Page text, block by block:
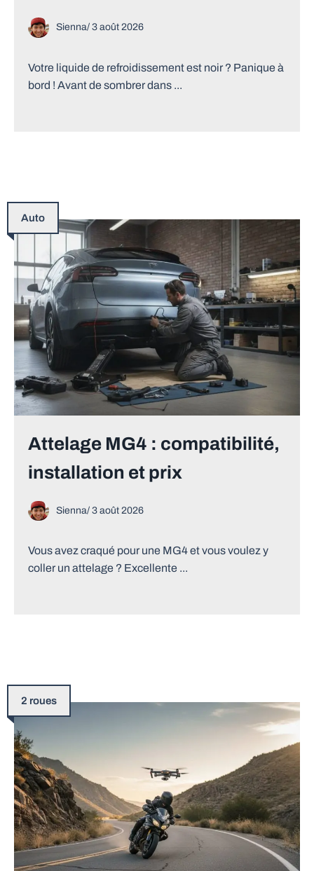
Sienna/ 3 août 2026
Votre liquide de refroidissement est noir ? Panique à
bord ! Avant de sombrer dans ...
Auto
Attelage MG4 : compatibilité,
installation et prix
Sienna/ 3 août 2026
Vous avez craqué pour une MG4 et vous voulez y
coller un attelage ? Excellente ...
2 roues